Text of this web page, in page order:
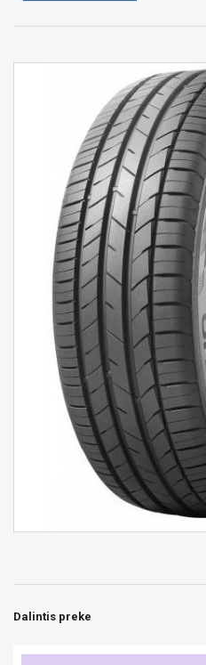
Dalintis preke